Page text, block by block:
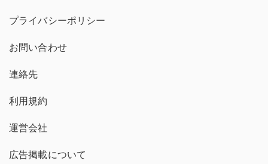
プライバシーポリシー
お問い合わせ
連絡先
利用規約
運営会社
広告掲載について